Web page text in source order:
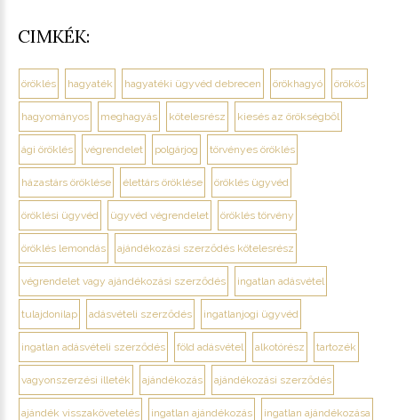
CIMKÉK:
öröklés hagyaték hagyatéki ügyvéd debrecen örökhagyó örökös
hagyományos meghagyás kötelesrész kiesés az örökségből
ági öröklés végrendelet polgárjog törvényes öröklés
házastárs öröklése élettárs öröklése öröklés ügyvéd
öröklési ügyvéd ügyvéd végrendelet öröklés törvény
öröklés lemondás ajándékozási szerződés kötelesrész
végrendelet vagy ajándékozási szerződés ingatlan adásvétel
tulajdonilap adásvételi szerződés ingatlanjogi ügyvéd
ingatlan adásvételi szerződés föld adásvétel alkotórész tartozék
vagyonszerzési illeték ajándékozás ajándékozási szerződés
ajándék visszakövetelés ingatlan ajándékozás ingatlan ajándékozása